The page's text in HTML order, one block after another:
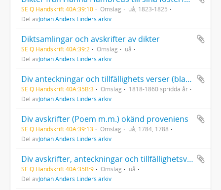
SE Q Handskrift 40A:39:10 Omslag
uå, 1823-1825
Del avJohan Anders Linders arkiv
Diktsamlingar och avskrifter av dikter
SE Q Handskrift 40A:39:2 Omslag
uå
Del avJohan Anders Linders arkiv
Div anteckningar och tillfällighets verser (blandad proveniens)
SE Q Handskrift 40A:35B:3 Omslag
1818-1860 spridda år
Del avJohan Anders Linders arkiv
Div avskrifter (Poem m.m.) okänd proveniens
SE Q Handskrift 40A:39:13 Omslag
uå, 1784, 1788
Del avJohan Anders Linders arkiv
Div avskrifter, anteckningar och tillfällighetsverser (blandad proveniens)
SE Q Handskrift 40A:35B:9 Omslag
uå
Del avJohan Anders Linders arkiv